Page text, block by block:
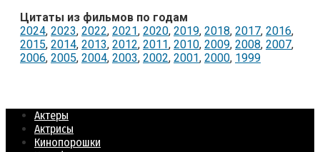
Цитаты из фильмов по годам
2024, 2023, 2022, 2021, 2020, 2019, 2018, 2017, 2016,
2015, 2014, 2013, 2012, 2011, 2010, 2009, 2008, 2007,
2006, 2005, 2004, 2003, 2002, 2001, 2000, 1999
Актеры
Актрисы
Кинопорошки